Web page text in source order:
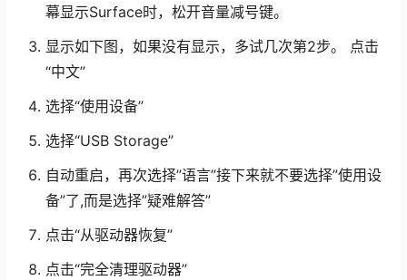
幕显示Surface时，松开音量减号键。
显示如下图，如果没有显示，多试几次第2步。 点击
“中文”
选择“使用设备”
选择“USB Storage”
自动重启，再次选择”语言”接下来就不要选择”使用设
备”了,而是选择”疑难解答”
点击“从驱动器恢复”
点击“完全清理驱动器”